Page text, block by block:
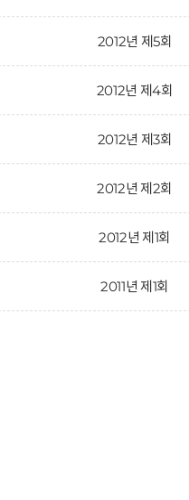
2012년 제5회
2012년 제4회
2012년 제3회
2012년 제2회
2012년 제1회
2011년 제1회